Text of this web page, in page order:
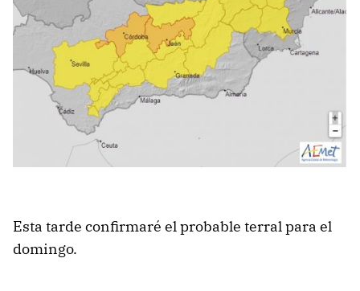
Esta tarde confirmaré el probable terral para el
domingo.